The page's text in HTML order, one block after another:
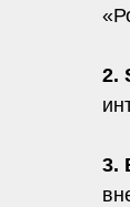
2.
3.